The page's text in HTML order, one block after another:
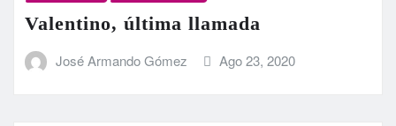
Valentino, última llamada
José Armando Gómez Ago 23, 2020